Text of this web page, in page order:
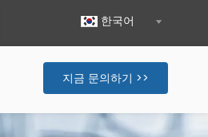
한국어
지금 문의하기 >>